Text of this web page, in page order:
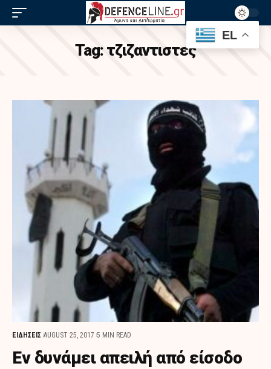
Tag: τζιζαντιστες
ΕΙΔΗΣΕΙΣ AUGUST 25, 2017 5 MIN READ
Εν δυνάμει απειλή από είσοδο
EL